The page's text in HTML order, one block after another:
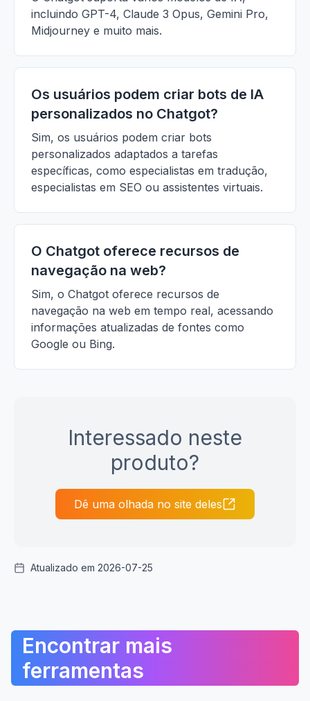
incluindo GPT-4, Claude 3 Opus, Gemini Pro,
Midjourney e muito mais.
Os usuários podem criar bots de IA
personalizados no Chatgot?
Sim, os usuários podem criar bots
personalizados adaptados a tarefas
específicas, como especialistas em tradução,
especialistas em SEO ou assistentes virtuais.
O Chatgot oferece recursos de
navegação na web?
Sim, o Chatgot oferece recursos de
navegação na web em tempo real, acessando
informações atualizadas de fontes como
Google ou Bing.
Interessado neste
produto?
Dê uma olhada no site deles
Atualizado em 2026-07-25
Encontrar mais
ferramentas